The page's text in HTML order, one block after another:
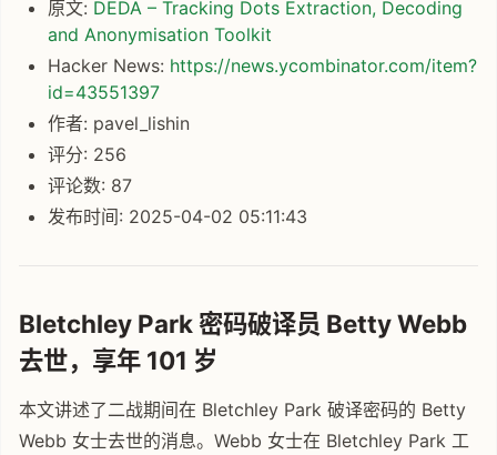
原文: DEDA – Tracking Dots Extraction, Decoding
and Anonymisation Toolkit
Hacker News: https://news.ycombinator.com/item?
id=43551397
作者: pavel_lishin
评分: 256
评论数: 87
发布时间: 2025-04-02 05:11:43
Bletchley Park 密码破译员 Betty Webb
去世，享年 101 岁
本文讲述了二战期间在 Bletchley Park 破译密码的 Betty
Webb 女士去世的消息。Webb 女士在 Bletchley Park 工